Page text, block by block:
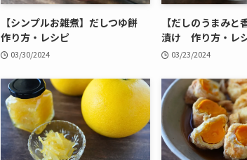
【シンプルお雑煮】だしつゆ餅
作り方・レシピ
03/30/2024
【だしのうまみと
漬け 作り方・レ
03/23/2024